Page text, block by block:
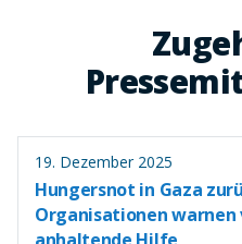
19. Dezember 2025
Hungersnot in Gaza
Organisationen warnen